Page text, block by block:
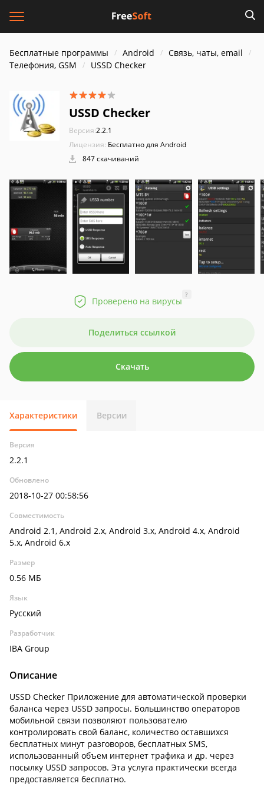
Бесплатные программы Android
Связь, чаты, email
Телефония, GSM
USSD Checker
USSD Checker
Версия:2.2.1
Лицензия: Бесплатно для Android
847 скачиваний
Проверено на вирусы
?
Поделиться ссылкой
Скачать
Характеристики Версии
Версия
2.2.1
Обновлено
2018-10-27 00:58:56
Совместимость
Android 2.1, Android 2.x, Android 3.x, Android 4.x, Android
5.x, Android 6.x
Размер
0.56 МБ
Язык
Русский
Разработчик
IBA Group
Описание
USSD Checker Приложение для автоматической проверки
баланса через USSD запросы. Большинство операторов
мобильной связи позволяют пользователю
контролировать свой баланс, количество оставшихся
бесплатных минут разговоров, бесплатных SMS,
использованный объем интернет трафика и др. через
посылку USSD запросов. Эта услуга практически всегда
предоставляется бесплатно.